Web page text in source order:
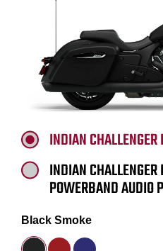
INDIAN CHALLENGER
INDIAN
POWERBAND AUDIO
Black Smoke